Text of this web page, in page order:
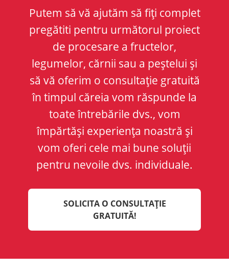
Putem să vă ajutăm să fiți complet
pregătiti pentru următorul proiect
de procesare a fructelor,
legumelor, cărnii sau a peștelui și
să vă oferim o consultație gratuită
în timpul căreia vom răspunde la
toate întrebările dvs., vom
împărtăși experiența noastră și
vom oferi cele mai bune soluții
pentru nevoile dvs. individuale.
SOLICITA O CONSULTAȚIE
GRATUITĂ!